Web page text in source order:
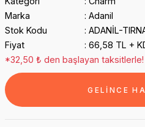
Marka
Adanil
Stok Kodu
ADANİL-
Fiyat
66,58 TL +
*32,50 ₺ den başlayan taksitlerle!
GELİNCE